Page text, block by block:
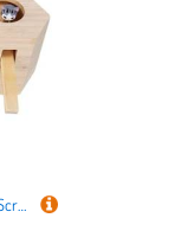
Ungtyb Interactive Whack Game Cat Scratch Toy, 5 Hole Cat Exercise Toys, Wooden Cat Whack Game, Pet Enrichment Scratching Toy 12.4x3.94x5.12 Inches for Cats, Kitten, Indoor and Outdoor